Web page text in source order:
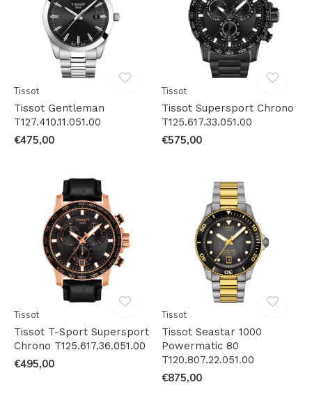
Tissot
Tissot Gentleman
T127.410.11.051.00
€475,00
Tissot
Tissot Supersport Chrono
T125.617.33.051.00
€575,00
Tissot
Tissot T-Sport Supersport
Chrono T125.617.36.051.00
€495,00
Tissot
Tissot Seastar 1000
Powermatic 80
T120.807.22.051.00
€875,00